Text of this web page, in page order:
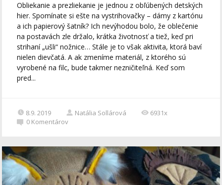
Obliekanie a prezliekanie je jednou z obľúbených detských
hier. Spomínate si ešte na vystrihovačky – dámy z kartónu
a ich papierový šatník? Ich nevýhodou bolo, že oblečenie
na postavách zle držalo, krátka životnosť a tiež, keď pri
strihaní „ušli“ nožnice… Stále je to však aktivita, ktorá baví
nielen dievčatá. A ak zmeníme materiál, z ktorého sú
vyrobené na filc, bude takmer nezničiteľná. Keď som
pred...
8.9. 2019 Natália Sollárová
6931x
0 Komentárov